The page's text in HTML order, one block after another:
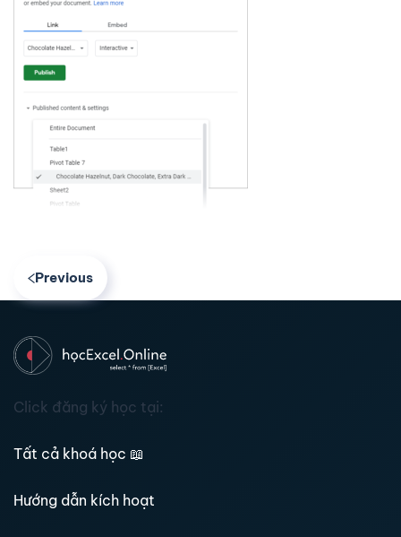
Previous
Click đăng ký học tại:
Tất cả khoá học 📖
Hướng dẫn kích hoạt